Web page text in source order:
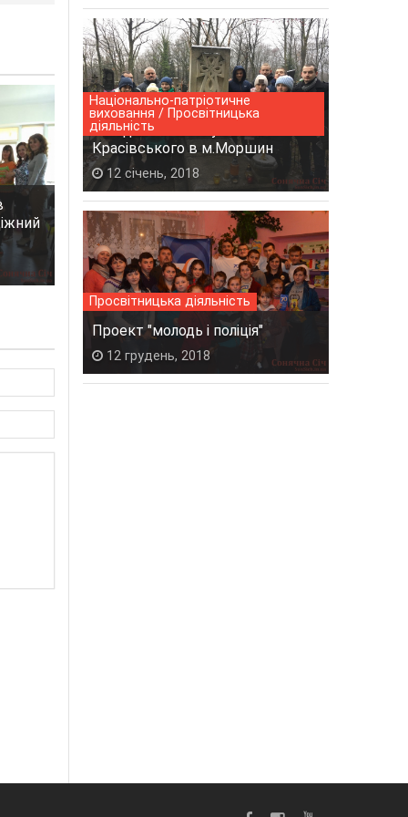
Національно-патріотичне
виховання / Просвітницька
діяльність
Поїздка на могилу Зіновія
Красівського в м.Моршин
12 січень, 2018
Просвітницька діяльність
Проект "молодь і поліція"
12 грудень, 2018